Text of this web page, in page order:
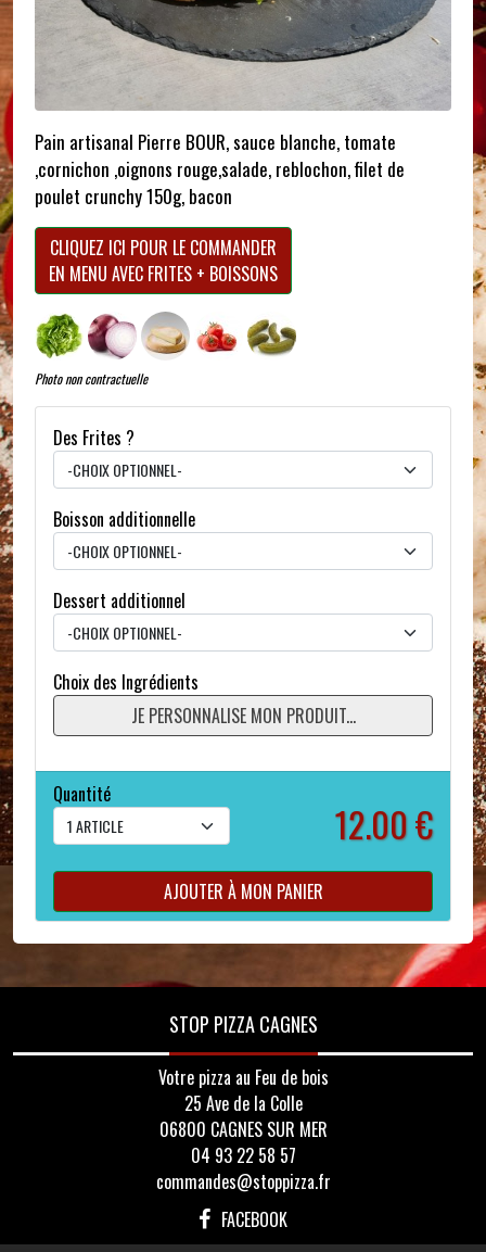
Pain artisanal Pierre BOUR, sauce blanche, tomate
,cornichon ,oignons rouge,salade, reblochon, filet de
poulet crunchy 150g, bacon
CLIQUEZ ICI POUR LE COMMANDER
EN MENU AVEC FRITES + BOISSONS
Photo non contractuelle
Des Frites ?
Boisson additionnelle
Dessert additionnel
Choix des Ingrédients
JE PERSONNALISE MON PRODUIT...
Quantité
12.00 €
AJOUTER À MON PANIER
STOP PIZZA CAGNES
Votre pizza au Feu de bois
25 Ave de la Colle
06800 CAGNES SUR MER
04 93 22 58 57
commandes@stoppizza.fr
FACEBOOK